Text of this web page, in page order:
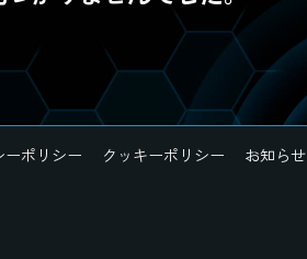
ーポリシー クッキーポリシー お知らせ